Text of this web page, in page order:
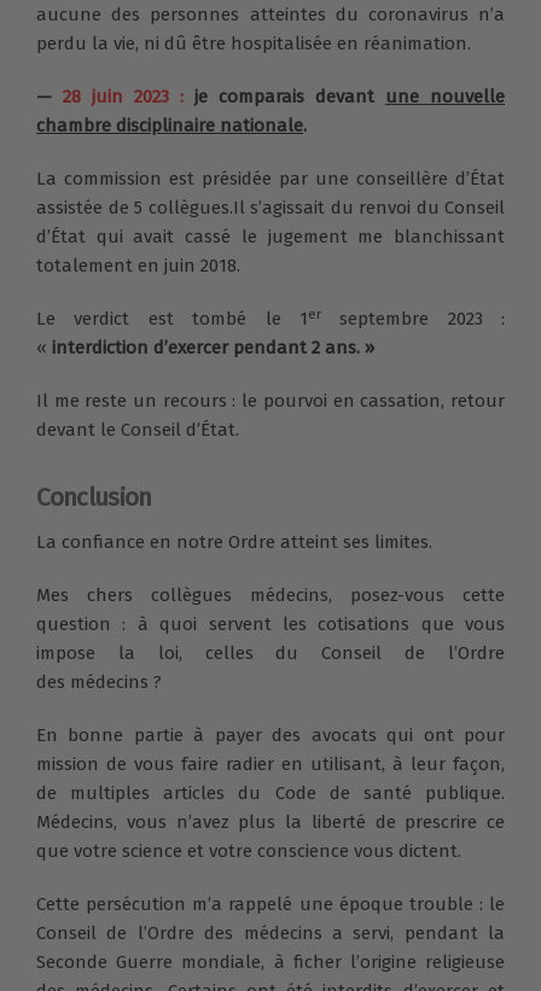
aucune des personnes atteintes du coronavirus n’a
perdu la vie, ni dû être hospitalisée en réanimation.
— 28 juin 2023 : je comparais devant une nouvelle
chambre disciplinaire nationale.
La commission est présidée par une conseillère d’État
assistée de 5 collègues.Il s’agissait du renvoi du Conseil
d’État qui avait cassé le jugement me blanchissant
totalement en juin 2018.
Le verdict est tombé le 1 erseptembre 2023 :
« interdiction d’exercer pendant 2 ans. »
Il me reste un recours : le pourvoi en cassation, retour
devant le Conseil d’État.
Conclusion
La confiance en notre Ordre atteint ses limites.
Mes chers collègues médecins, posez-vous cette
question : à quoi servent les cotisations que vous
impose la loi, celles du Conseil de l’Ordre
des médecins ?
En bonne partie à payer des avocats qui ont pour
mission de vous faire radier en utilisant, à leur façon,
de multiples articles du Code de santé publique.
Médecins, vous n’avez plus la liberté de prescrire ce
que votre science et votre conscience vous dictent.
Cette persécution m’a rappelé une époque trouble : le
Conseil de l’Ordre des médecins a servi, pendant la
Seconde Guerre mondiale, à ficher l’origine religieuse